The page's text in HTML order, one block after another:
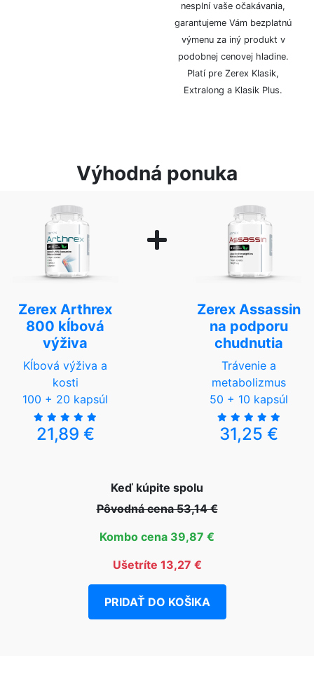
nesplní vaše očakávania,
garantujeme Vám bezplatnú
výmenu za iný produkt v
podobnej cenovej hladine.
Platí pre Zerex Klasik,
Extralong a Klasik Plus.
Výhodná ponuka
Zerex Arthrex
800 kĺbová
výživa
Kĺbová výživa a
kosti
100 + 20 kapsúl
21,89 €
Zerex Assassin
na podporu
chudnutia
Trávenie a
metabolizmus
50 + 10 kapsúl
31,25 €
Keď kúpite spolu
Pôvodná cena 53,14 €
Kombo cena 39,87 €
Ušetríte 13,27 €
PRIDAŤ DO KOŠIKA